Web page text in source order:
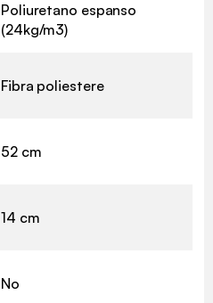
Poliuretano espanso
(24kg/m3)
Fibra poliestere
52 cm
14 cm
No